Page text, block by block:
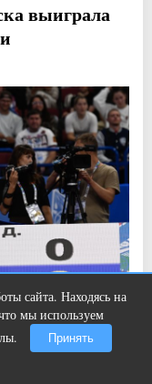
выиграла
15
сайта. Находясь на
мы используем
Принять
секунд, но вы